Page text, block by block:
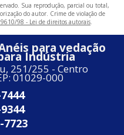
Sua reprodução, parcial ou total,
do autor. Crime de violação de
9610/98 - Lei de direitos autorais
para vedação
Indústria
251/255 - Centro
01029-000
7723